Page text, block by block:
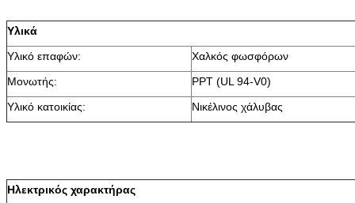
Υλικά
Υλικό επαφών:
Χαλκός φωσφόρων
Μονωτής:
PPT (UL 94-V0)
Υλικό κατοικίας:
Νικέλινος χάλυβας
Ηλεκτρικός χαρακτήρας